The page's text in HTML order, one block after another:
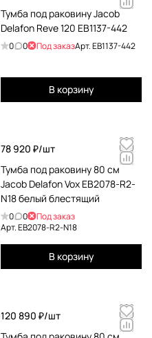
Тумба под раковину Jacob
Delafon Reve 120 EB1137-442
0 0 Под заказАрт.EB1137-442
В корзину
78 920 ₽/шт
Тумба под раковину 80 см
Jacob Delafon Vox EB2078-R2-
N18 белый блестящий
0 0
Под заказ
Арт.EB2078-R2-N18
В корзину
120 890 ₽/шт